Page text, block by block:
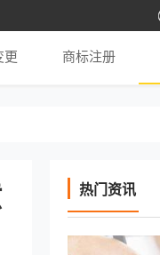
更 商标注册
热门资讯